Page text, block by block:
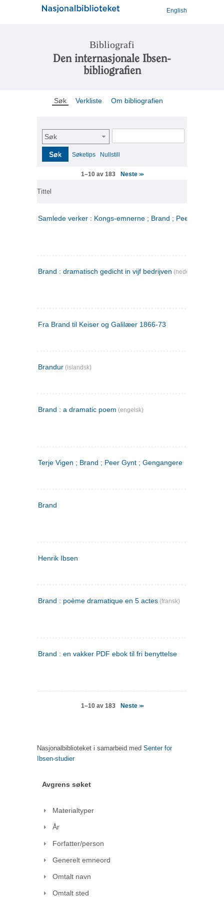
English
Bibliografi
Den internasjonale Ibsen-
bibliografien
Søk Verkliste Om bibliografien
Søk
Søk Søketips Nullstill
1–10 av 183 Neste >>
Tittel
Samlede verker : Kongs-emnerne ; Brand ; Peer Gynt. 2
Brand : dramatisch gedicht in vijf bedrijven (nederlandsk)
Fra Brand til Keiser og Galilæer 1866-73
Brandur (islandsk)
Brand : a dramatic poem (engelsk)
Terje Vigen ; Brand ; Peer Gynt ; Gengangere
Brand
Henrik Ibsen
Brand : poème dramatique en 5 actes (fransk)
Brand : en vakker PDF ebok til fri benyttelse
1–10 av 183 Neste >>
Nasjonalbiblioteket i samarbeid med Senter for
Ibsen-studier
Avgrens søket
Materialtyper
År
Forfatter/person
Generelt emneord
Omtalt navn
Omtalt sted